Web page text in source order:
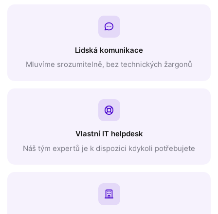
Lidská komunikace
Mluvíme srozumitelně, bez technických žargonů
Vlastní IT helpdesk
Náš tým expertů je k dispozici kdykoli potřebujete